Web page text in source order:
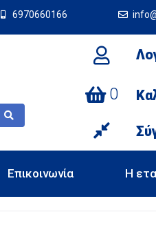
6970660166
0
Επικοινωνία Η